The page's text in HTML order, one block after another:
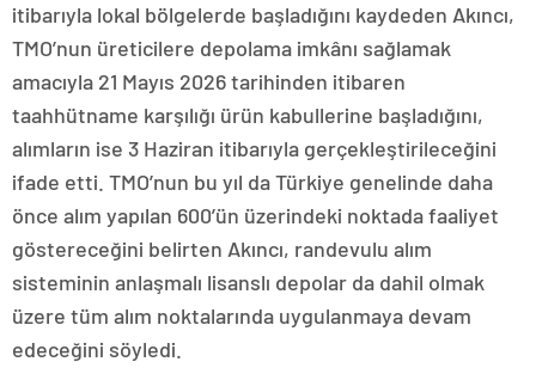
itibarıyla lokal bölgelerde başladığını kaydeden Akıncı,
TMO’nun üreticilere depolama imkânı sağlamak
amacıyla 21 Mayıs 2026 tarihinden itibaren
taahhütname karşılığı ürün kabullerine başladığını,
alımların ise 3 Haziran itibarıyla gerçekleştirileceğini
ifade etti. TMO’nun bu yıl da Türkiye genelinde daha
önce alım yapılan 600’ün üzerindeki noktada faaliyet
göstereceğini belirten Akıncı, randevulu alım
sisteminin anlaşmalı lisanslı depolar da dahil olmak
üzere tüm alım noktalarında uygulanmaya devam
edeceğini söyledi.